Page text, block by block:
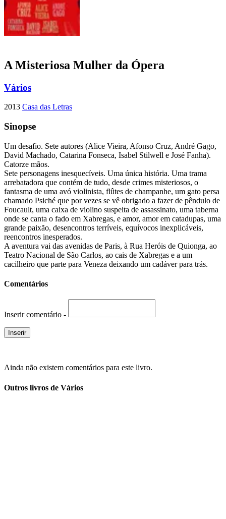
A Misteriosa Mulher da Ópera
Vários
2013 Casa das Letras
Sinopse
Um desafio. Sete autores (Alice Vieira, Afonso Cruz, André Gago,
David Machado, Catarina Fonseca, Isabel Stilwell e José Fanha).
Catorze mãos.
Sete personagens inesquecíveis. Uma única história. Uma trama
arrebatadora que contém de tudo, desde crimes misteriosos, o
fantasma de uma avó violinista, flûtes de champanhe, um gato persa
chamado Psiché que por vezes se vê obrigado a fazer de pêndulo de
Foucault, uma caixa de violino suspeita de assassinato, uma taberna
onde se canta o fado em Xabregas, e amor, amor em catadupas, uma
grande paixão, desencontros terríveis, equívocos inexplicáveis,
reencontros inesperados.
A aventura vai das avenidas de Paris, à Rua Heróis de Quionga, ao
Teatro Nacional de São Carlos, ao cais de Xabregas e a um
cacilheiro que parte para Veneza deixando um cadáver para trás.
Comentários
Inserir comentário -
Ainda não existem comentários para este livro.
Outros livros de Vários